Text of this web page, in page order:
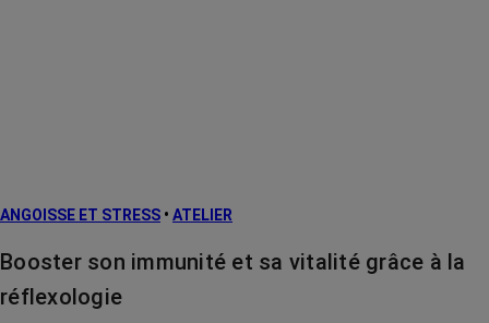
ANGOISSE ET STRESS • ATELIER
Booster son immunité et sa vitalité grâce à la
réflexologie